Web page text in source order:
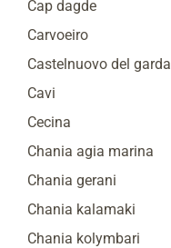
Cap dagde
Carvoeiro
Castelnuovo del garda
Cavi
Cecina
Chania agia marina
Chania gerani
Chania kalamaki
Chania kolymbari